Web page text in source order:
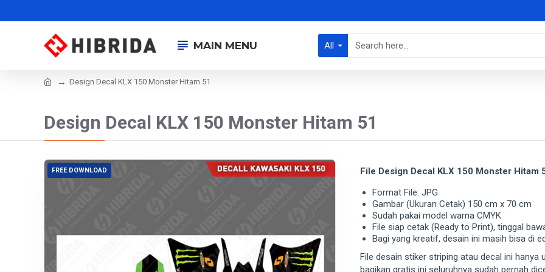
MAIN MENU All
Design Decal KLX 150 Monster Hitam 51
Design Decal KLX 150 Monster Hitam 51
FREE DOWNLOAD
File Design Decal KLX 150 Monster Hitam
Format File: JPG
Gambar (Ukuran Cetak) 150 cm x 70 cm
Sudah pakai model warna CMYK
File siap cetak (Ready to Print), tinggal
Bagi yang kreatif, desain ini masih bisa di
File desain stiker striping atau decal ini
bagikan gratis ini seluruhnya sudah pernah